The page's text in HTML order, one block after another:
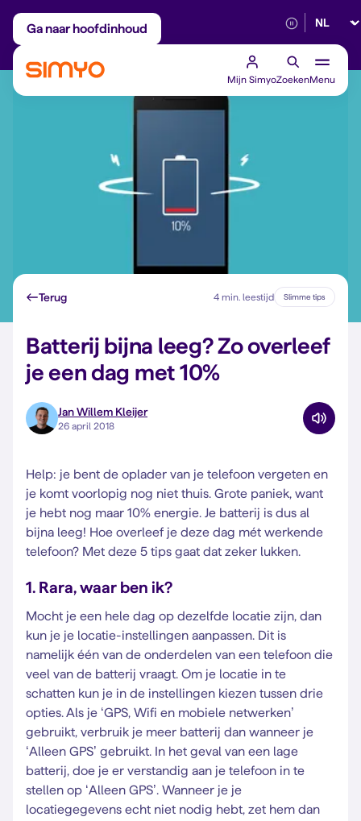
Ga naar hoofdinhoud
Maandelijks aanpasbaar Betrouwbaar
Mijn SimyoZoekenMenu
Terug 4 min. leestijd Slimme tips
Batterij bijna leeg? Zo overleef
je een dag met 10%
Jan Willem Kleijer
26 april 2018
Help: je bent de oplader van je telefoon vergeten en
je komt voorlopig nog niet thuis. Grote paniek, want
je hebt nog maar 10% energie. Je batterij is dus al
bijna leeg! Hoe overleef je deze dag mét werkende
telefoon? Met deze 5 tips gaat dat zeker lukken.
1. Rara, waar ben ik?
Mocht je een hele dag op dezelfde locatie zijn, dan
kun je je locatie-instellingen aanpassen. Dit is
namelijk één van de onderdelen van een telefoon die
veel van de batterij vraagt. Om je locatie in te
schatten kun je in de instellingen kiezen tussen drie
opties. Als je ‘GPS, Wifi en mobiele netwerken’
gebruikt, verbruik je meer batterij dan wanneer je
‘Alleen GPS’ gebruikt. In het geval van een lage
batterij, doe je er verstandig aan je telefoon in te
stellen op ‘Alleen GPS’. Wanneer je je
locatiegegevens echt niet nodig hebt, zet hem dan